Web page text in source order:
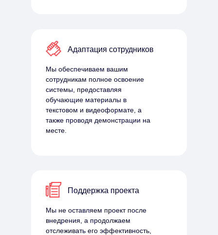
Поддержка проекта
Мы не оставляем проект после
внедрения, а продолжаем
отслеживать его эффективность,
Адаптация сотрудников
Мы обеспечиваем вашим
сотрудникам полное освоение
системы, предоставляя
обучающие материалы в
текстовом и видеоформате, а
также проводя демонстрации на
месте.